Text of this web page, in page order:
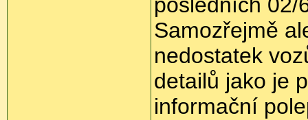
posledních 02/
Samozřejmě
nedostatek
detailů jako je
informační